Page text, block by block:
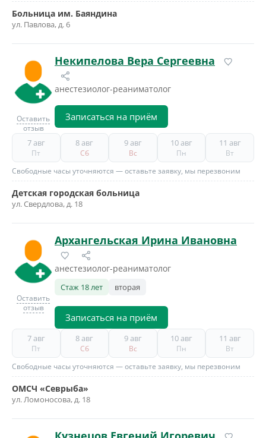
Больница им. Баяндина
ул. Павлова, д. 6
Оставить
отзыв
Некипелова Вера Сергеевна
анестезиолог-реаниматолог
Записаться на приём
7 авг
Пт
8 авг
Сб
9 авг
Вс
10 авг
Пн
11 авг
Вт
Свободные часы уточняются — оставьте заявку, мы перезвоним
Детская городская больница
ул. Свердлова, д. 18
Оставить
отзыв
Архангельская Ирина Ивановна
анестезиолог-реаниматолог
Стаж 18 лет вторая
Записаться на приём
7 авг
Пт
8 авг
Сб
9 авг
Вс
10 авг
Пн
11 авг
Вт
Свободные часы уточняются — оставьте заявку, мы перезвоним
ОМСЧ «Севрыба»
ул. Ломоносова, д. 18